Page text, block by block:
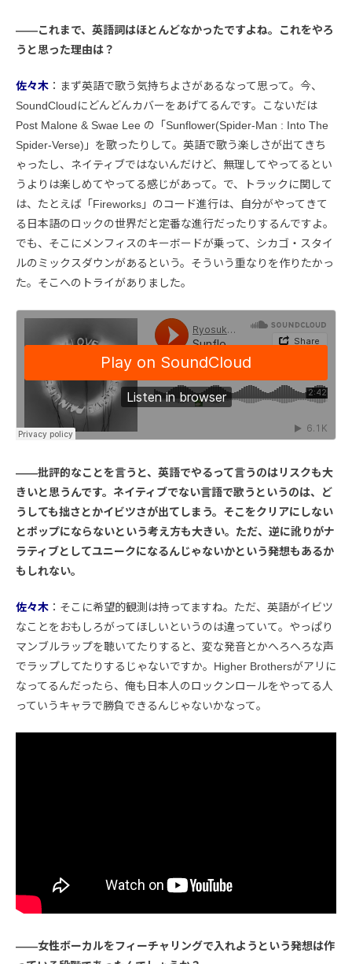
――これまで、英語詞はほとんどなかったですよね。これをやろ
うと思った理由は？
佐々木 ：まず英語で歌う気持ちよさがあるなって思って。今、
SoundCloudにどんどんカバーをあげてるんです。こないだは
Post Malone & Swae Lee の「Sunflower(Spider-Man : Into The
Spider-Verse)」を歌ったりして。英語で歌う楽しさが出てきち
ゃったし、ネイティブではないんだけど、無理してやってるとい
うよりは楽しめてやってる感じがあって。で、トラックに関して
は、たとえば「Fireworks」のコード進行は、自分がやってきて
る日本語のロックの世界だと定番な進行だったりするんですよ。
でも、そこにメンフィスのキーボードが乗って、シカゴ・スタイ
ルのミックスダウンがあるという。そういう重なりを作りたかっ
た。そこへのトライがありました。
――批評的なことを言うと、英語でやるって言うのはリスクも大
きいと思うんです。ネイティブでない言語で歌うというのは、ど
うしても拙さとかイビツさが出てしまう。そこをクリアにしない
とポップにならないという考え方も大きい。ただ、逆に訛りがナ
ラティブとしてユニークになるんじゃないかという発想もあるか
もしれない。
佐々木 ：そこに希望的観測は持ってますね。ただ、英語がイビツ
なことをおもしろがってほしいというのは違っていて。やっぱり
マンブルラップを聴いてたりすると、変な発音とかへろへろな声
でラップしてたりするじゃないですか。Higher Brothersがアリに
なってるんだったら、俺も日本人のロックンロールをやってる人
っていうキャラで勝負できるんじゃないかなって。
――女性ボーカルをフィーチャリングで入れようという発想は作